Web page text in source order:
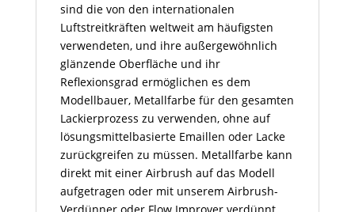
sind die von den internationalen
Luftstreitkräften weltweit am häufigsten
verwendeten, und ihre außergewöhnlich
glänzende Oberfläche und ihr
Reflexionsgrad ermöglichen es dem
Modellbauer, Metallfarbe für den gesamten
Lackierprozess zu verwenden, ohne auf
lösungsmittelbasierte Emaillen oder Lacke
zurückgreifen zu müssen. Metallfarbe kann
direkt mit einer Airbrush auf das Modell
aufgetragen oder mit unserem Airbrush-